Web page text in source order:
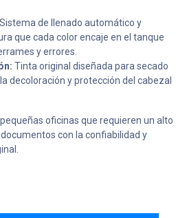
Sistema de llenado automático y
que cada color encaje en el tanque
y errores.
Tinta original diseñada para secado
decoloración y protección del cabezal
oficinas que requieren un alto
con la confiabilidad y